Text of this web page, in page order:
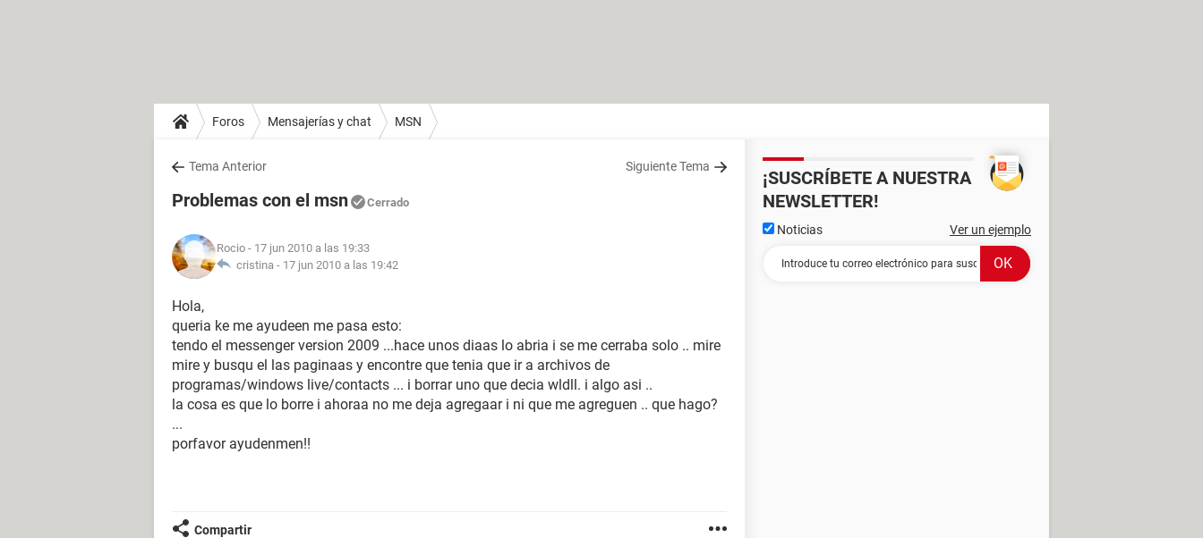
Foros Mensajerías y chat MSN
Tema Anterior Siguiente Tema
Problemas con el msn Cerrado
Rocio - 17 jun 2010 a las 19:33
cristina - 17 jun 2010 a las 19:42
Hola,
queria ke me ayudeen me pasa esto:
tendo el messenger version 2009 ...hace unos diaas lo abria i se me cerraba solo .. mire
mire y busqu el las paginaas y encontre que tenia que ir a archivos de
programas/windows live/contacts ... i borrar uno que decia wldll. i algo asi ..
la cosa es que lo borre i ahoraa no me deja agregaar i ni que me agreguen .. que hago?
...
porfavor ayudenmen!!
Compartir
¡SUSCRÍBETE A NUESTRA
NEWSLETTER!
Noticias Ver un ejemplo